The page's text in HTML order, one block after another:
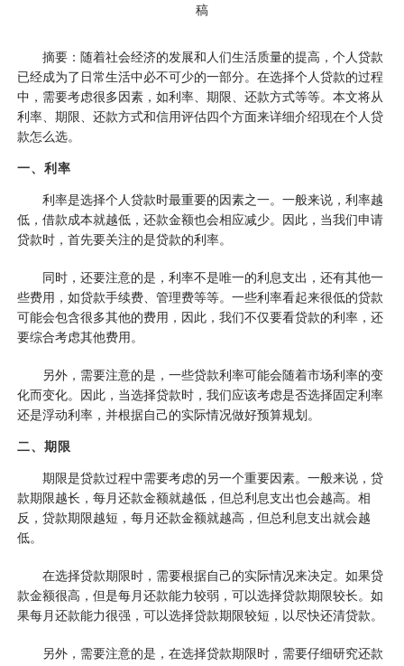
稿
摘要：随着社会经济的发展和人们生活质量的提高，个人贷款
已经成为了日常生活中必不可少的一部分。在选择个人贷款的过程
中，需要考虑很多因素，如利率、期限、还款方式等等。本文将从
利率、期限、还款方式和信用评估四个方面来详细介绍现在个人贷
款怎么选。
一、利率
利率是选择个人贷款时最重要的因素之一。一般来说，利率越
低，借款成本就越低，还款金额也会相应减少。因此，当我们申请
贷款时，首先要关注的是贷款的利率。
同时，还要注意的是，利率不是唯一的利息支出，还有其他一
些费用，如贷款手续费、管理费等等。一些利率看起来很低的贷款
可能会包含很多其他的费用，因此，我们不仅要看贷款的利率，还
要综合考虑其他费用。
另外，需要注意的是，一些贷款利率可能会随着市场利率的变
化而变化。因此，当选择贷款时，我们应该考虑是否选择固定利率
还是浮动利率，并根据自己的实际情况做好预算规划。
二、期限
期限是贷款过程中需要考虑的另一个重要因素。一般来说，贷
款期限越长，每月还款金额就越低，但总利息支出也会越高。相
反，贷款期限越短，每月还款金额就越高，但总利息支出就会越
低。
在选择贷款期限时，需要根据自己的实际情况来决定。如果贷
款金额很高，但是每月还款能力较弱，可以选择贷款期限较长。如
果每月还款能力很强，可以选择贷款期限较短，以尽快还清贷款。
另外，需要注意的是，在选择贷款期限时，需要仔细研究还款